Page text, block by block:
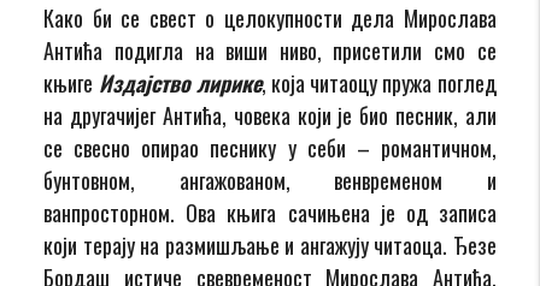
Како би се свест о целокупности дела Мирослава
Антића подигла на виши ниво, присетили смо се
књиге Издајство лирике, која читаоцу пружа поглед
на другачијег Антића, човека који је био песник, али
се свесно опирао песнику у себи – романтичном,
бунтовном, ангажованом, венвременом и
ванпросторном. Ова књига сачињена је од записа
који терају на размишљање и ангажују читаоца. Ђезе
Бордаш истиче свевременост Мирослава Антића,